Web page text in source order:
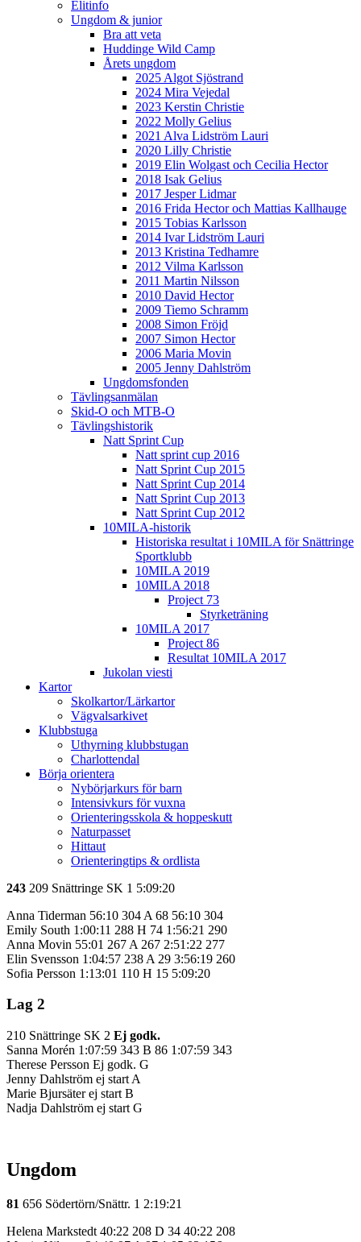
Elitinfo
Ungdom & junior
Bra att veta
Huddinge Wild Camp
Årets ungdom
2025 Algot Sjöstrand
2024 Mira Vejedal
2023 Kerstin Christie
2022 Molly Gelius
2021 Alva Lidström Lauri
2020 Lilly Christie
2019 Elin Wolgast och Cecilia Hector
2018 Isak Gelius
2017 Jesper Lidmar
2016 Frida Hector och Mattias Kallhauge
2015 Tobias Karlsson
2014 Ivar Lidström Lauri
2013 Kristina Tedhamre
2012 Vilma Karlsson
2011 Martin Nilsson
2010 David Hector
2009 Tiemo Schramm
2008 Simon Fröjd
2007 Simon Hector
2006 Maria Movin
2005 Jenny Dahlström
Ungdomsfonden
Tävlingsanmälan
Skid-O och MTB-O
Tävlingshistorik
Natt Sprint Cup
Natt sprint cup 2016
Natt Sprint Cup 2015
Natt Sprint Cup 2014
Natt Sprint Cup 2013
Natt Sprint Cup 2012
10MILA-historik
Historiska resultat i 10MILA för Snättringe
Sportklubb
10MILA 2019
10MILA 2018
Project 73
Styrketräning
10MILA 2017
Project 86
Resultat 10MILA 2017
Jukolan viesti
Kartor
Skolkartor/Lärkartor
Vägvalsarkivet
Klubbstuga
Uthyrning klubbstugan
Charlottendal
Börja orientera
Nybörjarkurs för barn
Intensivkurs för vuxna
Orienteringsskola & hoppeskutt
Naturpasset
Hittaut
Orienteringtips & ordlista
243 209 Snättringe SK 1 5:09:20
Anna Tiderman 56:10 304 A 68 56:10 304
Emily South 1:00:11 288 H 74 1:56:21 290
Anna Movin 55:01 267 A 267 2:51:22 277
Elin Svensson 1:04:57 238 A 29 3:56:19 260
Sofia Persson 1:13:01 110 H 15 5:09:20
Lag 2
210 Snättringe SK 2 Ej godk.
Sanna Morén 1:07:59 343 B 86 1:07:59 343
Therese Persson Ej godk. G
Jenny Dahlström ej start A
Marie Bjursäter ej start B
Nadja Dahlström ej start G
Ungdom
81 656 Södertörn/Snättr. 1 2:19:21
Helena Markstedt 40:22 208 D 34 40:22 208